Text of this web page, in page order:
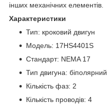
інших механічних елементів.
Характеристики
Тип: кроковий двигун
Модель: 17HS4401S
Стандарт: NEMA 17
Тип двигуна: біполярний
Кількість фаз: 2
Кількість проводів: 4